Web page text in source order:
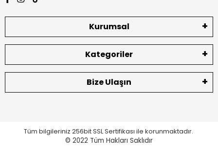
Kurumsal
Kategoriler
Bize Ulaşın
Tüm bilgileriniz 256bit SSL Sertifikası ile korunmaktadır.
© 2022 Tüm Hakları Saklıdır